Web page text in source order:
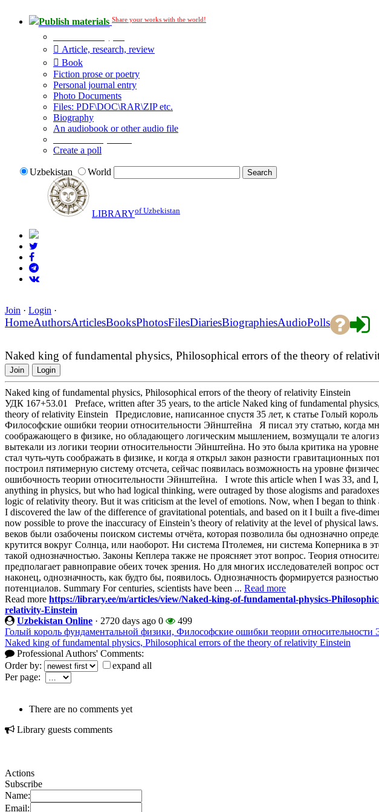
Publish materials Share your works with the world!
Article, research, review
Book
Fiction prose or poetry
Personal journal entry
Photo Documents
Files: PDF\DOC\RAR\ZIP etc.
Biography
An audiobook or other audio file
Create a poll
Uzbekistan World
LIBRARYof Uzbekistan
Join · Login ·
HomeAuthorsArticlesBooksPhotosFilesDiariesBiographiesAudioPolls
Naked king of fundamental physics, Philosophical errors of the theory of
Join Login
Naked king of fundamental physics, Philosophical errors of the theory of relativity Einstein
УДК 167+53.01 Preface, written after 35 years, to the article Naked king of fundamental
theory of relativity Einstein Предисловие, написанное спустя 35 лет, к статье Голый
Философские ошибки теории относительности Эйнштейна Я писал эту статью, когда
соображающего в физике, но обладающего логическим мышлением, возмущали те
вытекали из логики теории относительности Эйнштейна. Но это была критика на
стал чуть-чуть соображать в физике, и когда я открыл закон разности гравитационных
построил пятимерную систему отсчета, сейчас появилась возможность на уровне
ошибочность теории относительности Эйнштейна. I wrote this article when I was 33, and
anything in physics, but who had logical thinking, were outraged by those alogisms and
logic of relativity theory. But it was criticism at the level of emotions. Now, when I began to
I discovered the law of the difference of gravitational potentials, and based on it I built a five-
now possible to prove the inaccuracy of Einstein’s theory of relativity at the level of physical
веков были озабочены поиском системы отчёта, которая позволила бы однозначно
крутится вокруг Солнца, или наоборот. Ни система Птолемея, ни система Коперника в
такой однозначностью. Законы Кеплера также не проясняет этот вопрос. Теория
предполагает равноправие обеих точек зрения. Но для многих исследователей вопрос
наконец, однозначность, как будто бы, появилось. Однозначность формируется
потенциалов. Summary For centuries, scientists have been ... Read more
Read more https://library.ee/m/articles/view/Naked-king-of-fundamental-physics-
relativity-Einstein
Uzbekistan Online · 2720 days ago 0
499
Голый король фундаментальной физики, Философские ошибки теории относительности
Naked king of fundamental physics, Philosophical errors of the theory of relativity Einstein
Professional Authors' Comments:
Order by:
expand all
Per page:
There are no comments yet
Library guests comments
Actions
Subscribe
Name:
Email: